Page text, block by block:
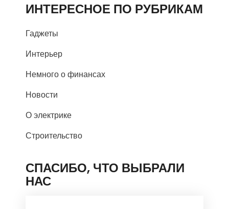
ИНТЕРЕСНОЕ ПО РУБРИКАМ
Гаджеты
Интерьер
Немного о финансах
Новости
О электрике
Строительство
СПАСИБО, ЧТО ВЫБРАЛИ
НАС